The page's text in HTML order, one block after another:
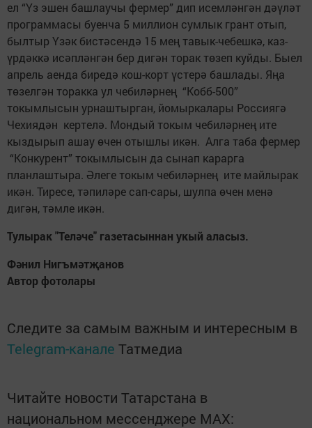
ел “Үз эшен башлаучы фермер” дип исемләнгән дәүләт
программасы буенча 5 миллион сумлык грант отып,
былтыр Үзәк бистәсендә 15 мең тавык-чебешкә, каз-
үрдәккә исәпләнгән бер дигән торак төзеп куйды. Быел
апрель аенда биредә кош-корт үстерә башлады. Яңа
төзелгән торакка ул чебиләрнең “Кобб-500”
токымлысын урнаштырган, йомыркалары Россиягә
Чехиядән кертелә. Мондый токым чебиләрнең ите
кыздырып ашау өчен отышлы икән. Алга таба фермер
“Конкурент” токымлысын да сынап карарга
планлаштыра. Әлеге токым чебиләрнең ите майлырак
икән. Тиресе, тәпиләре сап-сары, шулпа өчен менә
дигән, тәмле икән.
Тулырак "Теләче" газетасыннан укый аласыз.
Фәнил Нигъмәтҗанов
Автор фотолары
Следите за самым важным и интересным в
Telegram-канале Татмедиа
Читайте новости Татарстана в
национальном мессенджере MАХ: